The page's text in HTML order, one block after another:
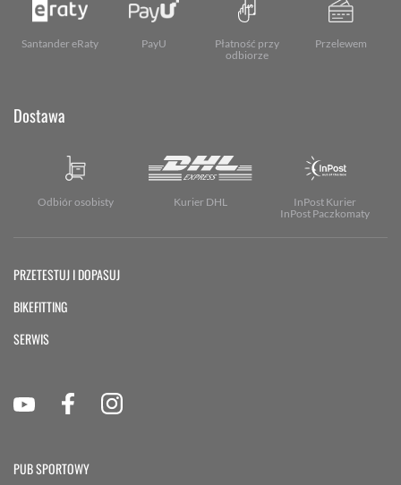
Santander eRaty PayU
Płatność przy
odbiorze
Przelewem
Dostawa
Odbiór osobisty Kurier DHL
InPost Kurier
InPost Paczkomaty
PRZETESTUJ I DOPASUJ
BIKEFITTING
SERWIS
PUB SPORTOWY